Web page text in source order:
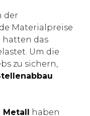
der
Materialpreise
hatten das
Um die
zu sichern,
Metall haben